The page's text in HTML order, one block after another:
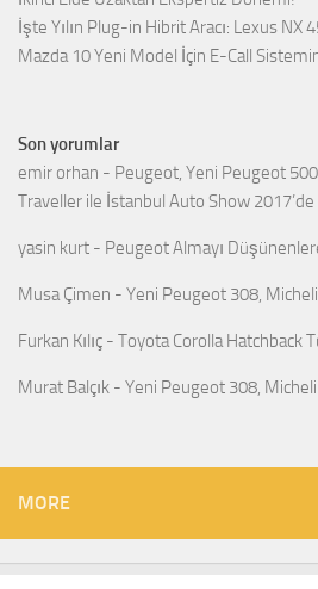
İşte Yılın Plug-in Hibrit Aracı: Lexus NX
Mazda 10 Yeni Model İçin E-Call
Son yorumlar
emir orhan - Peugeot, Yeni Peugeot
Traveller ile İstanbul Auto Show 2017’de
yasin kurt - Peugeot Almayı
Musa Çimen - Yeni Peugeot 308,
Furkan Kılıç - Toyota Corolla Hatchback
Murat Balçık - Yeni Peugeot 308,
MORE